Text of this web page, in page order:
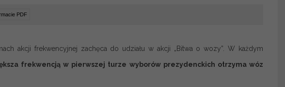
PDF
akcji frekwencyjnej zachęca do udziału w akcji „Bitwa o wozy”. W każdym
frekwencją w pierwszej turze wyborów prezydenckich otrzyma wóz